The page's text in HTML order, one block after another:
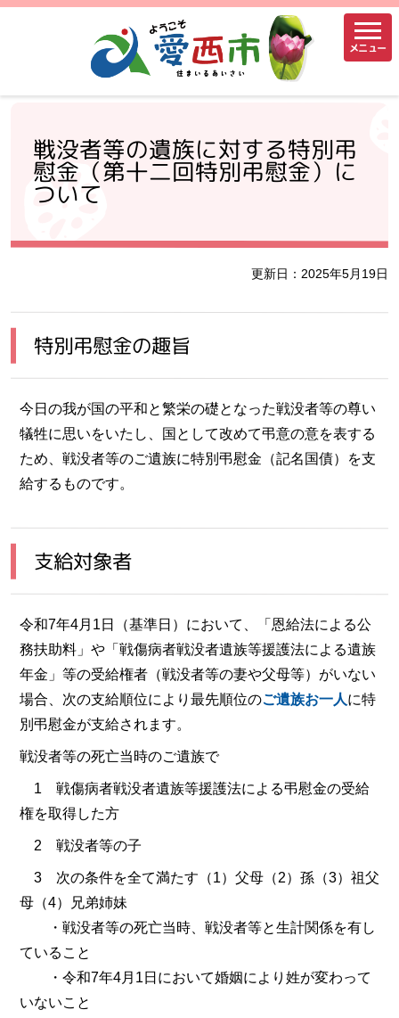
メニュー
戦没者等の遺族に対する特別弔
慰金（第十二回特別弔慰金）に
ついて
更新日：2025年5月19日
特別弔慰金の趣旨
今日の我が国の平和と繁栄の礎となった戦没者等の尊い
犠牲に思いをいたし、国として改めて弔意の意を表する
ため、戦没者等のご遺族に特別弔慰金（記名国債）を支
給するものです。
支給対象者
令和7年4月1日（基準日）において、「恩給法による公
務扶助料」や「戦傷病者戦没者遺族等援護法による遺族
年金」等の受給権者（戦没者等の妻や父母等）がいない
場合、次の支給順位により最先順位のご遺族お一人に特
別弔慰金が支給されます。
戦没者等の死亡当時のご遺族で
1 戦傷病者戦没者遺族等援護法による弔慰金の受給
権を取得した方
2 戦没者等の子
3 次の条件を全て満たす（1）父母（2）孫（3）祖父
母（4）兄弟姉妹
・戦没者等の死亡当時、戦没者等と生計関係を有し
ていること
・令和7年4月1日において婚姻により姓が変わって
いないこと